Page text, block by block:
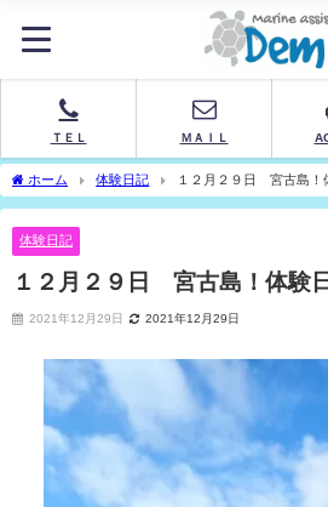
ＴＥＬ ＭＡＩＬ
ホーム 体験日記 １２月２９日 宮古島！
体験日記
１２月２９日 宮古島！体験
2021年12月29日 2021年12月29日